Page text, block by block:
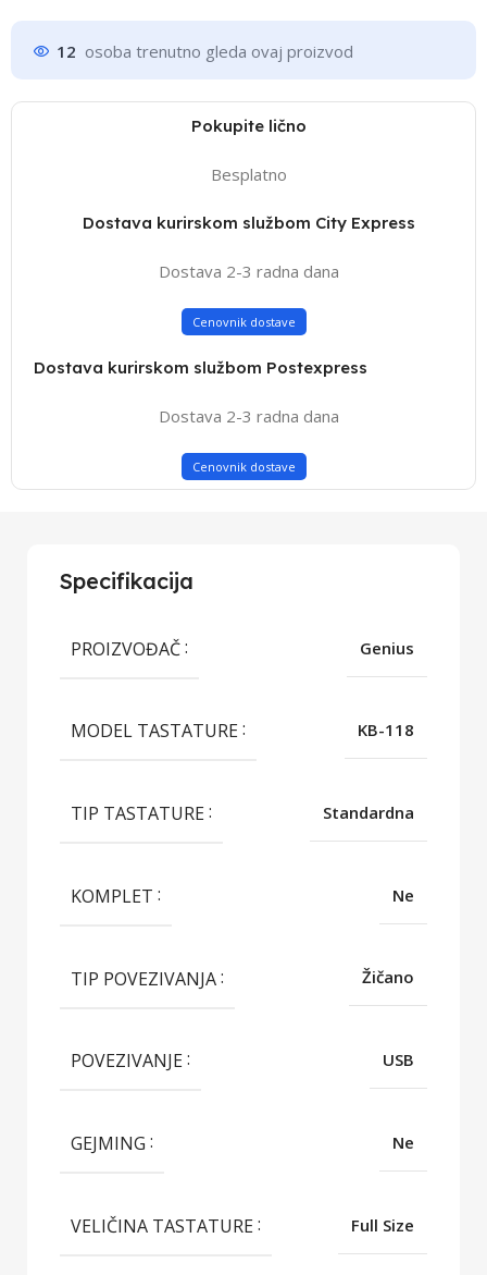
12 osoba trenutno gleda ovaj proizvod
Pokupite lično
Besplatno
Dostava kurirskom službom City Express
Dostava 2-3 radna dana
Cenovnik dostave
Dostava kurirskom službom Postexpress
Dostava 2-3 radna dana
Cenovnik dostave
Specifikacija
PROIZVOĐAČ Genius
MODEL TASTATURE KB-118
TIP TASTATURE Standardna
KOMPLET Ne
TIP POVEZIVANJA Žičano
POVEZIVANJE USB
GEJMING Ne
VELIČINA TASTATURE Full Size